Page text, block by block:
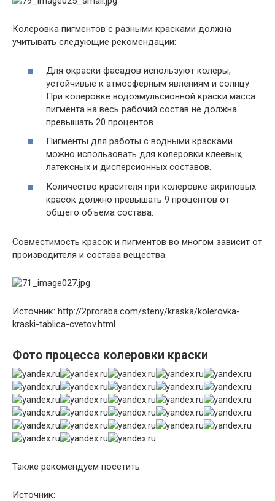
Колеровка пигментов с разными красками должна
учитывать следующие рекомендации:
Для окраски фасадов используют колеры,
устойчивые к атмосферным явлениям и солнцу.
При колеровке водоэмульсионной краски масса
пигмента на весь рабочий состав не должна
превышать 20 процентов.
Пигменты для работы с водными красками
можно использовать для колеровки клеевых,
латексных и дисперсионных составов.
Количество красителя при колеровке акриловых
красок должно превышать 9 процентов от
общего объема состава.
Совместимость красок и пигментов во многом зависит от
производителя и состава вещества.
Источник: http://2proraba.com/steny/kraska/kolerovka-
kraski-tablica-cvetov.html
Фото процесса колеровки краски
Также рекомендуем посетить:
Источник: